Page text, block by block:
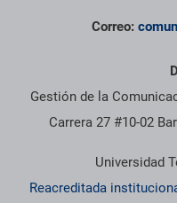
Correo:
Gestión de la
Carrera 27 #10-02
Universidad
Reacreditada